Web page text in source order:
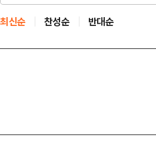
최신순 찬성순 반대순